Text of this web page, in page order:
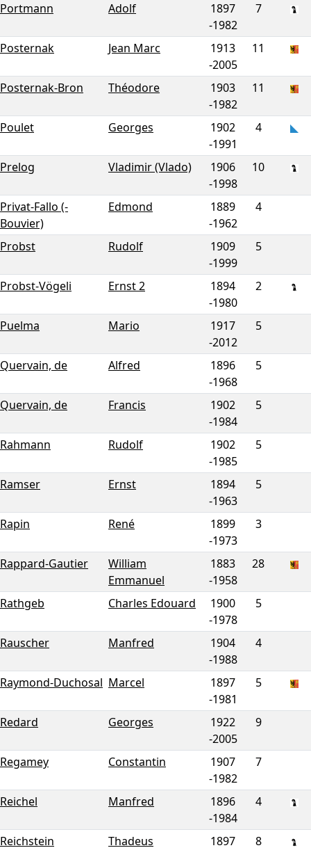
Portmann Adolf
1897
-1982
7
Posternak Jean Marc
1913
-2005
11
Posternak-Bron Théodore
1903
-1982
11
Poulet Georges
1902
-1991
4
Prelog Vladimir (Vlado)
1906
-1998
10
Privat-Fallo (-
Bouvier)
Edmond
1889
-1962
4
Probst Rudolf
1909
-1999
5
Probst-Vögeli Ernst 2
1894
-1980
2
Puelma Mario
1917
-2012
5
Quervain, de Alfred
1896
-1968
5
Quervain, de Francis
1902
-1984
5
Rahmann Rudolf
1902
-1985
5
Ramser Ernst
1894
-1963
5
Rapin René
1899
-1973
3
Rappard-Gautier
William
Emmanuel
1883
-1958
28
Rathgeb Charles Edouard
1900
-1978
5
Rauscher Manfred
1904
-1988
4
Raymond-Duchosal Marcel
1897
-1981
5
Redard Georges
1922
-2005
9
Regamey Constantin
1907
-1982
7
Reichel Manfred
1896
-1984
4
Reichstein Thadeus 1897 8